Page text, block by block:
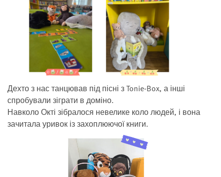
Дехто з нас танцював під пісні з Tonie-Box, а інші
спробували зіграти в доміно.
Навколо Окті зібралося невелике коло людей, і вона
зачитала уривок із захоплюючої книги.